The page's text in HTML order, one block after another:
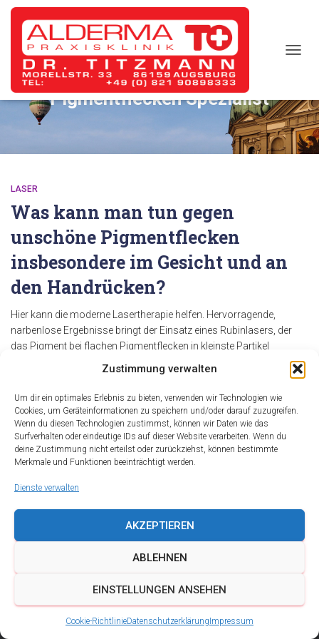
Zustimmung verwalten
Um dir ein optimales Erlebnis zu bieten, verwenden wir Technologien wie
Cookies, um Geräteinformationen zu speichern und/oder darauf zuzugreifen.
Wenn du diesen Technologien zustimmst, können wir Daten wie das
Surfverhalten oder eindeutige IDs auf dieser Website verarbeiten. Wenn du
deine Zustimmung nicht erteilst oder zurückziehst, können bestimmte
Merkmale und Funktionen beeinträchtigt werden.
Dienste verwalten
AKZEPTIEREN
ABLEHNEN
EINSTELLUNGEN ANSEHEN
Cookie-RichtlinieDatenschutzerklärung Impressum
Pigmentflecken Spezialist
LASER
Was kann man tun gegen
unschöne Pigmentflecken
insbesondere im Gesicht und an
den Handrücken?
Hier kann die moderne Lasertherapie helfen. Hervorragende,
narbenlose Ergebnisse bringt der Einsatz eines Rubinlasers, der
das Pigment bei flachen Pigmentflecken in kleinste Partikel
werden. Meist reicht eine Behandlung aus. Bei erhabenen
Pigmentflecken, Knötchen, Muttermalen und Warzen funktioniert
dieses Prinzip nicht, hier kann man Read more…
By
alderma 17 Jahrenago